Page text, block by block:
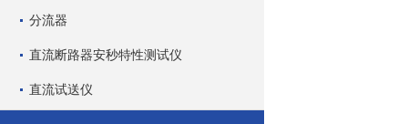
分流器
直流断路器安秒特性测试仪
直流试送仪